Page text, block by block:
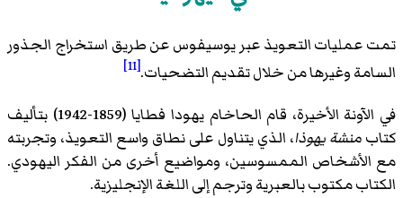
تمت عمليات التعويذ عبر يوسيفوس عن طريق استخراج الجذور
السامة وغيرها من خلال تقديم التضحيات.[11]
في الآونة الأخيرة، قام الحاخام يهودا فطايا (1859-1942) بتأليف
كتابمنشة يهوذا، الذي يتناول على نطاق واسع التعويذ، وتجربته
مع الأشخاص الممسوسين، ومواضيع أخرى من الفكر اليهودي.
الكتاب مكتوب بالعبرية وترجم إلى اللغة الإنجليزية.